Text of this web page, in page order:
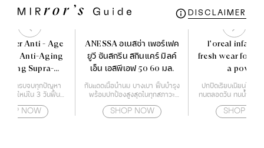
DISCLAIMER
Anti - Age
The Anti-Aging
Supra-
50 ml.
งผิว ครบจบทุกปัญหา
งผิวใหม่ใน 3 วันฟื้นฟู
ายุ เร่งกระตุ้นสร้างผิว
NOW
ANESSA อเนสซ่า เพอร์เฟค
ยูวี ซันสกรีน สกินแคร์ มิลค์
เอ็น เอสพีเอฟ 50 60 มล.
กันแดดเนื้อน้ำนม บางเบา ฟื้นบำรุง
พร้อมปกป้องสูงสุดในทุกสภาวะ
SHOP NOW
l'oreal
fresh wear
a powder
ปกปิดเรียบเนียนไร้ที่
ทนตลอดวัน ทนน้ำ ทนเ
SHOP